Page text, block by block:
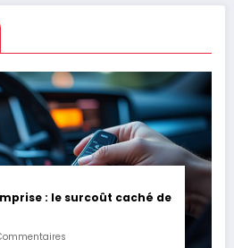
: le surcoût caché de